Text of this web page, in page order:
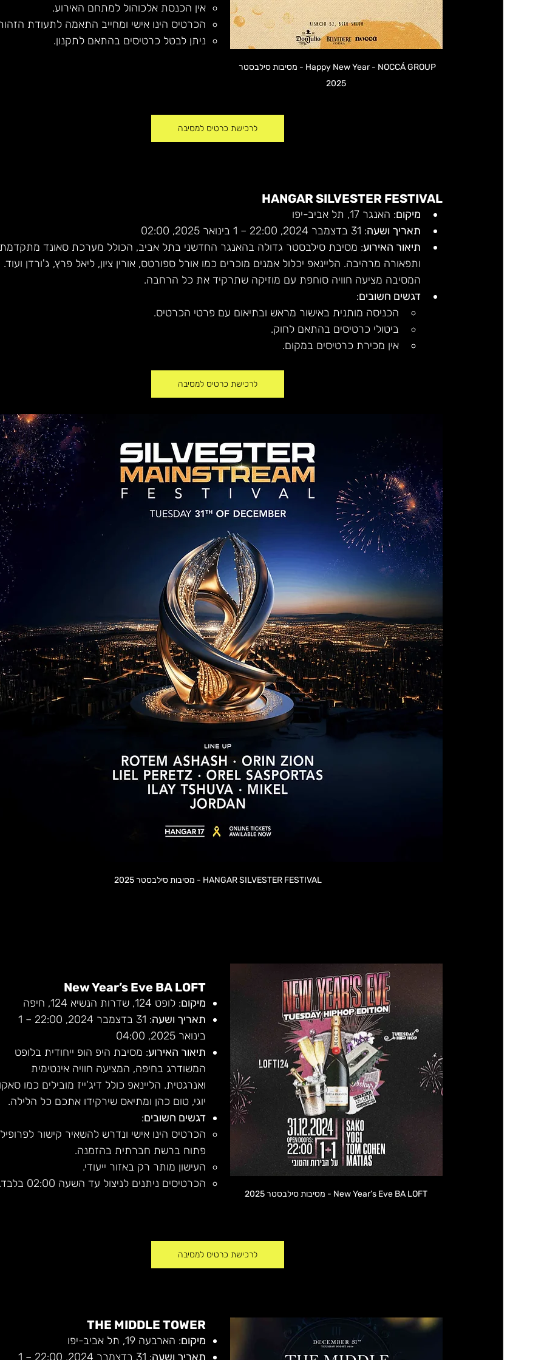
Happy New Year - NOCCÁ GROUP - מסיבות סילבסטר
2025
אין הכנסת אלכוהול למתחם האירוע.
הכרטיס הינו אישי ומחייב התאמה לתעודת
ניתן לבטל כרטיסים בהתאם לתקנון.
לרכישת כרטיס למסיבה
HANGAR SILVESTER FESTIVAL
מיקום: האנגר 17, תל אביב-יפו
תאריך ושעה: 31 בדצמבר 2024, 22:00 – 1 בינואר 2025, 02:00
תיאור האירוע: מסיבת סילבסטר גדולה בהאנגר החדשני בתל אביב, הכולל מערכת סאונד
ותפאורה מרהיבה. הליינאפ יכלול אמנים מוכרים כמו אורל ספורטס, אורין ציון, ליאל פרץ, ג'ורדן ועוד.
המסיבה מציעה חוויה סוחפת עם מוזיקה שתרקיד את כל הרחבה.
דגשים חשובים:
הכניסה מותנית באישור מראש ובתיאום עם פרטי הכרטיס.
ביטולי כרטיסים בהתאם לחוק.
אין מכירת כרטיסים במקום.
לרכישת כרטיס למסיבה
HANGAR SILVESTER FESTIVAL - מסיבות סילבסטר 2025
New Year’s Eve BA LOFT - מסיבות סילבסטר 2025
New Year’s Eve BA LOFT
מיקום: לופט 124, שדרות הנשיא 124, חיפה
תאריך ושעה
בינואר 2025, 04:00
תיאור האירוע: מסיבת היפ הופ ייחודית בלופט
המשודרג בחיפה, המציעה חוויה אינטימית
ואנרגטית. הליינאפ כולל דיג'ייז מובילים כמו
יוגי, טום כהן ומתיאס שירקידו אתכם כל הלילה.
דגשים חשובים:
הכרטיס הינו אישי ונדרש להשאיר קישור
פתוח ברשת חברתית בהזמנה.
העישון מותר רק באזור ייעודי.
הכרטיסים ניתנים לניצול עד השעה 02:00 בלבד.
לרכישת כרטיס למסיבה
THE MIDDLE TOWER
מיקום: הארבעה 19, תל אביב-יפו
תאריך ושעה